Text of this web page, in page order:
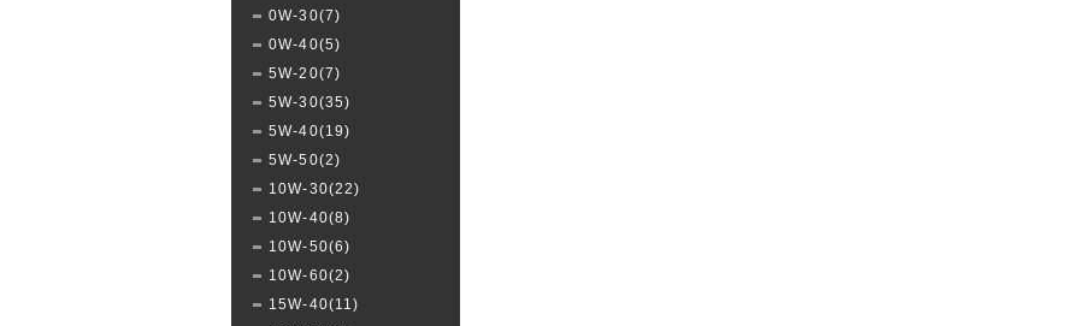
0W-30(7)
0W-40(5)
5W-20(7)
5W-30(35)
5W-40(19)
5W-50(2)
10W-30(22)
10W-40(8)
10W-50(6)
10W-60(2)
15W-40(11)